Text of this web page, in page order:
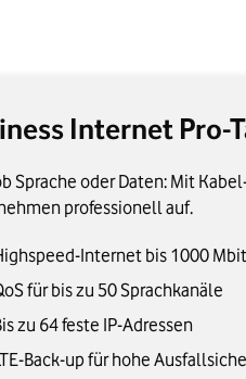
Internet Pro-
Sprache oder Daten: Mit
professionell auf.
Internet bis 1000
für bis zu 50 Sprachkanäle
zu 64 feste IP-Adressen
Back-up für hohe